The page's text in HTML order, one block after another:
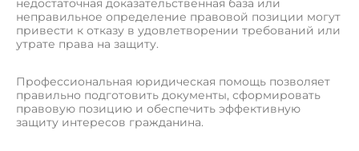
недостаточная доказательственная база или
неправильное определение правовой позиции могут
привести к отказу в удовлетворении требований или
утрате права на защиту.
Профессиональная юридическая помощь позволяет
правильно подготовить документы, сформировать
правовую позицию и обеспечить эффективную
защиту интересов гражданина.